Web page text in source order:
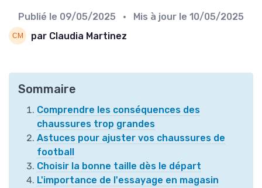
Publié le 09/05/2025 • Mis à jour le 10/05/2025
par Claudia Martinez
Sommaire
Comprendre les conséquences des
chaussures trop grandes
Astuces pour ajuster vos chaussures de
football
Choisir la bonne taille dès le départ
L'importance de l'essayage en magasin